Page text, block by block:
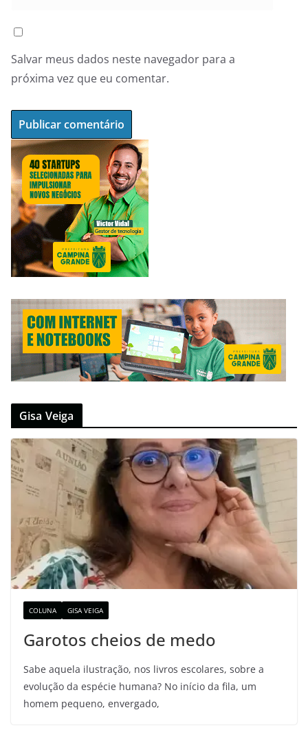
Salvar meus dados neste navegador para a
próxima vez que eu comentar.
Gisa Veiga
COLUNA GISA VEIGA
Garotos cheios de medo
Sabe aquela ilustração, nos livros escolares, sobre a
evolução da espécie humana? No início da fila, um
homem pequeno, envergado,